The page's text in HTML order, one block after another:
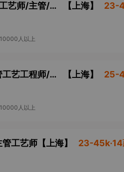
物流工艺与生产启动室主管物流工艺师/主管/主任物流工艺师-整车制造业物流运营管理 【 上海】 23-
10000人以上
工艺体系科主任工艺工程师/主管工艺工程师/主管工艺师 【 上海】 25-
10000人以上
工艺师 【 上海】 23-45k·14